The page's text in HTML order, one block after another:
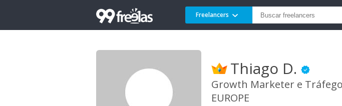
Freelancers
Thiago D.
Growth Marketer e Tráfego
EUROPE